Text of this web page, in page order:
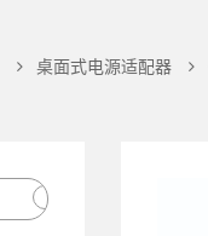
桌面式电源适配器